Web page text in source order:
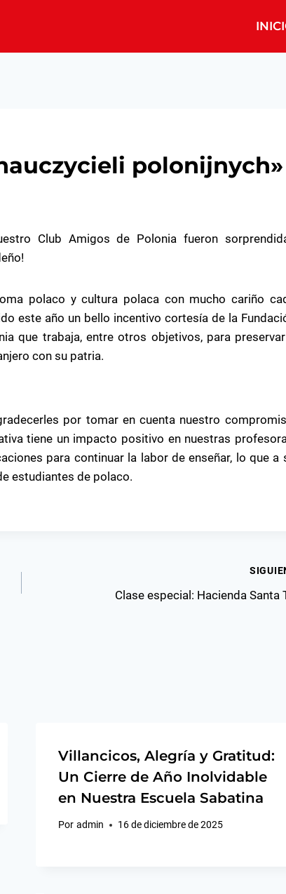
polonijnych»
Club Amigos de Polonia fueron
polaco y cultura polaca con mucho cariño
este año un bello incentivo cortesía de la
que trabaja, entre otros objetivos, para
con su patria.
por tomar en cuenta nuestro
tiene un impacto positivo en nuestras
para continuar la labor de enseñar, lo que a
estudiantes de polaco.
Clase especial: Hacienda Santa
Villancicos, Alegría y Gratitud:
Un Cierre de Año Inolvidable
en Nuestra Escuela Sabatina
Por admin 16 de diciembre de 2025